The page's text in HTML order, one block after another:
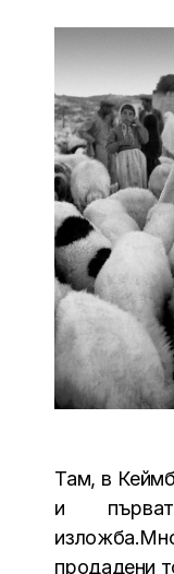
Там, в
и
продадени